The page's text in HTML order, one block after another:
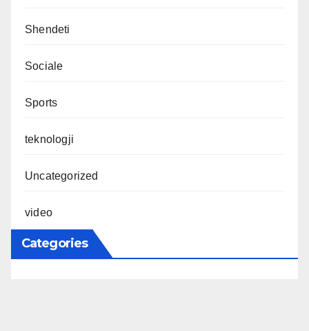
Shendeti
Sociale
Sports
teknologji
Uncategorized
video
Categories